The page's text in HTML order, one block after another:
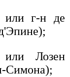
или г-н де
или Лозен
Симона);